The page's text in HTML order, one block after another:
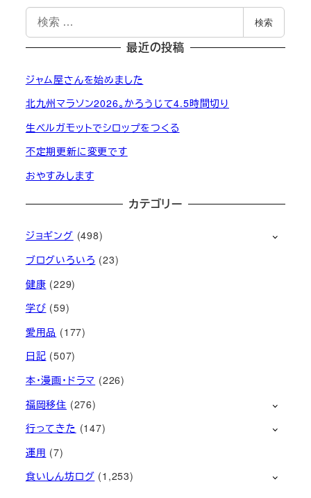
索
検索
最近の投稿
ジャム屋さんを始めました
北九州マラソン2026。かろうじて4.5時間切り
生ベルガモットでシロップをつくる
不定期更新に変更です
おやすみします
カテゴリー
ジョギング (498)
ブログいろいろ (23)
健康 (229)
学び (59)
愛用品 (177)
日記 (507)
本・漫画・ドラマ (226)
福岡移住 (276)
行ってきた (147)
運用 (7)
食いしん坊ログ (1,253)